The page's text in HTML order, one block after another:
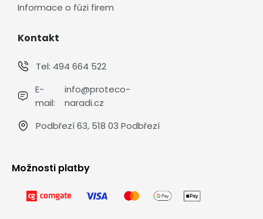
Informace o fúzi firem
Kontakt
Tel: 494 664 522
E-
mail:
info@proteco-
naradi.cz
Podbřezí 63, 518 03 Podbřezí
Možnosti platby